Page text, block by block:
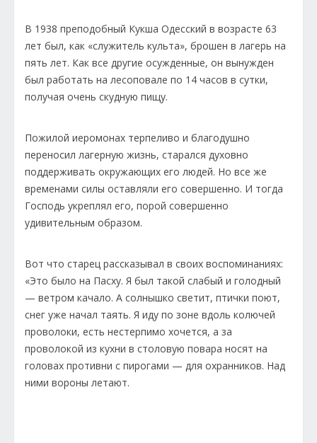
В 1938 преподобный Кукша Одесский в возрасте 63
лет был, как «служитель культа», брошен в лагерь на
пять лет. Как все другие осужденные, он вынужден
был работать на лесоповале по 14 часов в сутки,
получая очень скудную пищу.
Пожилой иеромонах терпеливо и благодушно
переносил лагерную жизнь, старался духовно
поддерживать окружающих его людей. Но все же
временами силы оставляли его совершенно. И тогда
Господь укреплял его, порой совершенно
удивительным образом.
Вот что старец рассказывал в своих воспоминаниях:
«Это было на Пасху. Я был такой слабый и голодный
— ветром качало. А солнышко светит, птички поют,
снег уже начал таять. Я иду по зоне вдоль колючей
проволоки, есть нестерпимо хочется, а за
проволокой из кухни в столовую повара носят на
головах противни с пирогами — для охранников. Над
ними вороны летают.